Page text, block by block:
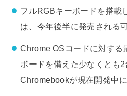
フルRGBキーボードを搭載
は、今年後半に発売される
Chrome OSコードに対する
ボードを備えた少なくとも
Chromebookが現在開発中に